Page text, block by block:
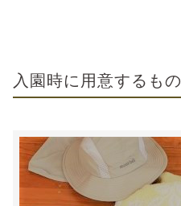
入園時に用意するもの